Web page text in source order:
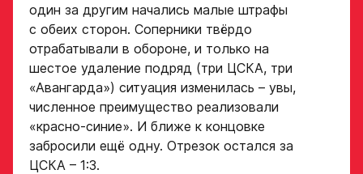
один за другим начались малые штрафы
с обеих сторон. Соперники твёрдо
отрабатывали в обороне, и только на
шестое удаление подряд (три ЦСКА, три
«Авангарда») ситуация изменилась – увы,
численное преимущество реализовали
«красно-синие». И ближе к концовке
забросили ещё одну. Отрезок остался за
ЦСКА – 1:3.
на просмотр
в Хоккейную
Академию
«Авангард»
Форма только
для игроков 2008–